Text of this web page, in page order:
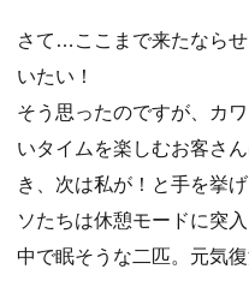
さて…ここまで来たなら
いたい！
そう思ったのですが、カ
いタイムを楽しむお客さ
き、次は私が！と手を挙
ソたちは休憩モードに突
中で眠そうな二匹。元気